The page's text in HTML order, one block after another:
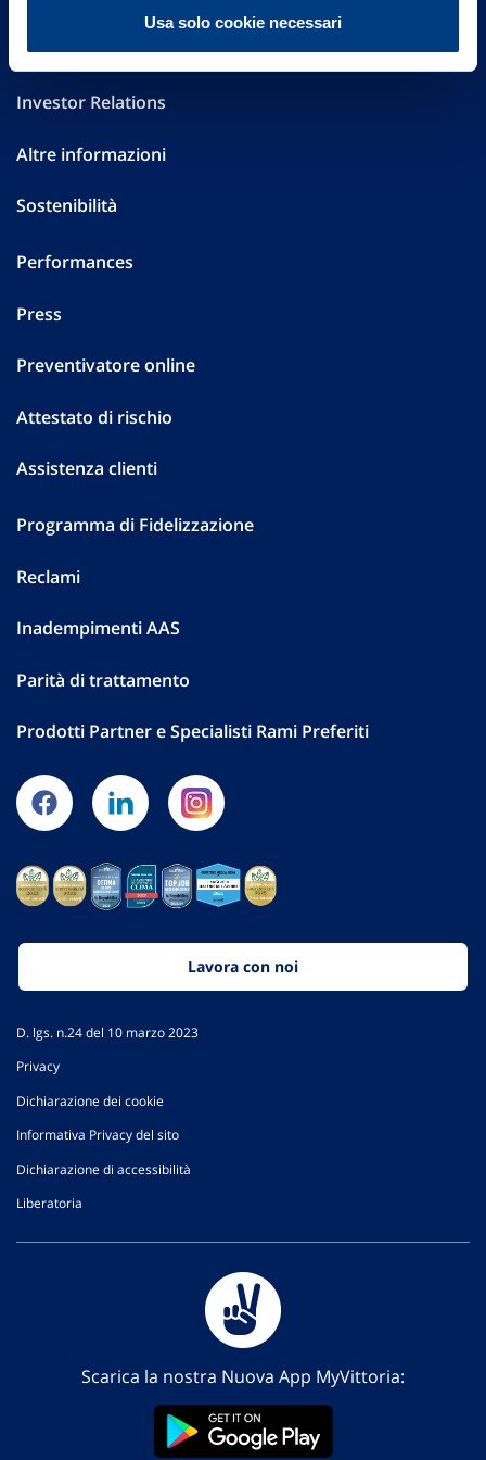
Usa solo cookie necessari
Governance
Investor Relations
Altre informazioni
Sostenibilità
Performances
Press
Preventivatore online
Attestato di rischio
Assistenza clienti
Programma di Fidelizzazione
Reclami
Inadempimenti AAS
Parità di trattamento
Prodotti Partner e Specialisti Rami Preferiti
Lavora con noi
D. lgs. n.24 del 10 marzo 2023
Privacy
Dichiarazione dei cookie
Informativa Privacy del sito
Dichiarazione di accessibilità
Liberatoria
Scarica la nostra Nuova App MyVittoria: